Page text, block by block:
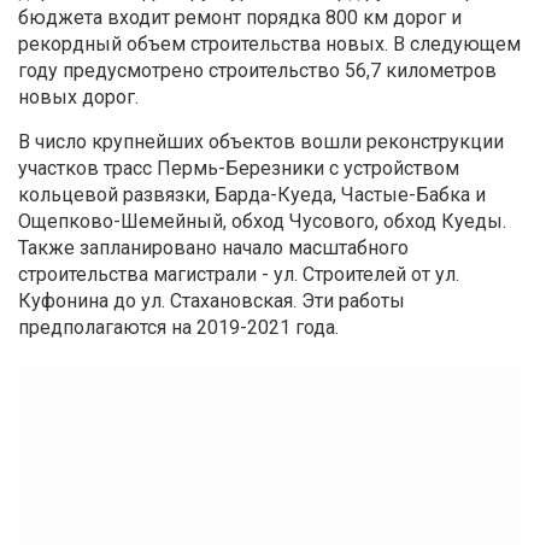
бюджета входит ремонт порядка 800 км дорог и
рекордный объем строительства новых. В следующем
году предусмотрено строительство 56,7 километров
новых дорог.
В число крупнейших объектов вошли реконструкции
участков трасс Пермь-Березники с устройством
кольцевой развязки, Барда-Куеда, Частые-Бабка и
Ощепково-Шемейный, обход Чусового, обход Куеды.
Также запланировано начало масштабного
строительства магистрали - ул. Строителей от ул.
Куфонина до ул. Стахановская. Эти работы
предполагаются на 2019-2021 года.